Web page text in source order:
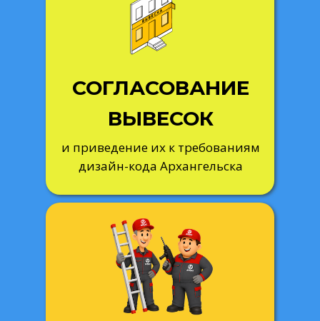
СОГЛАСОВАНИЕ
ВЫВЕСОК
и приведение их к требованиям
дизайн-кода Архангельска